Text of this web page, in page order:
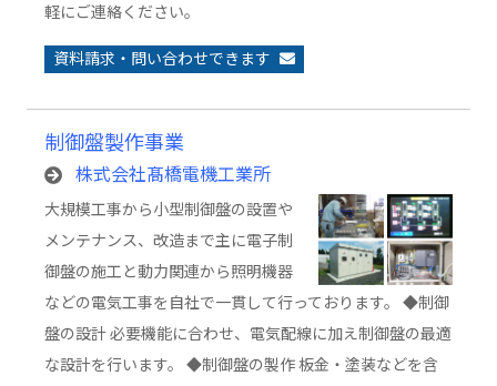
軽にご連絡ください。
資料請求・問い合わせできます
制御盤製作事業
株式会社髙橋電機工業所
大規模工事から小型制御盤の設置や
メンテナンス、改造まで主に電子制
御盤の施工と動力関連から照明機器
などの電気工事を自社で一貫して行っております。 ◆制御
盤の設計 必要機能に合わせ、電気配線に加え制御盤の最適
な設計を行います。 ◆制御盤の製作 板金・塗装などを含